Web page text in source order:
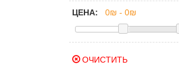
ЦЕНА:
ОЧИСТИТЬ